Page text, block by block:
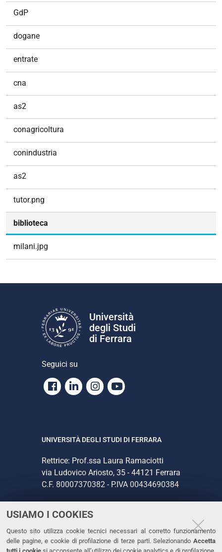
USIAMO I COOKIES
Questo sito utilizza cookie tecnici necessari al corretto funzionamento
delle pagine, e cookie di profilazione di terze parti. Selezionando Accetta
tutti i cookiesi acconsente all’utilizzo dei cookie analytics e di profilazione.
GdP
dogane
entrate
cna
as2
conagricoltura
conindustria
as2
tutor.png
biblioteca
milani.jpg
Università
degli Studi
di Ferrara
Seguici su
Facebook
LinkedinInstagram
Youtube
UNIVERSITÀ DEGLI STUDI DI FERRARA
Rettrice: Prof.ssa Laura Ramaciotti
via Ludovico Ariosto, 35 - 44121 Ferrara
C.F. 80007370382 - P.IVA 00434690384
CONTATTI
Tel. +39 0532 293111
Fax. +39 0532 293031